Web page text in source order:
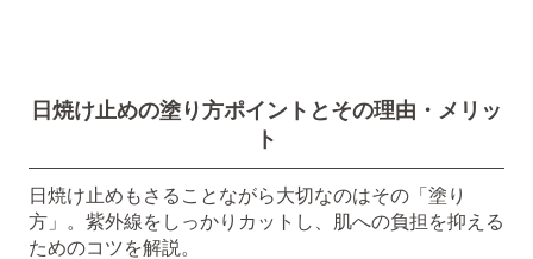
日焼け止めの塗り方ポイントとその理由・メリッ
ト
日焼け止めもさることながら大切なのはその「塗り
方」。紫外線をしっかりカットし、肌への負担を抑える
ためのコツを解説。